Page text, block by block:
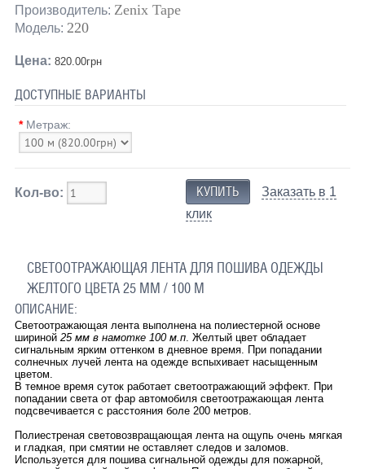
Производитель: Zenix Tape
Модель: 220
Цена: 820.00грн
ДОСТУПНЫЕ ВАРИАНТЫ
* Метраж:
Кол-во:
Заказать в 1
клик
СВЕТООТРАЖАЮЩАЯ ЛЕНТА ДЛЯ ПОШИВА ОДЕЖДЫ
ЖЕЛТОГО ЦВЕТА 25 ММ / 100 М
ОПИСАНИЕ:
Светоотражающая лента выполнена на полиестерной основе
шириной25 мм в намотке 100 м.п. Желтый цвет обладает
сигнальным ярким оттенком в дневное время. При попадании
солнечных лучей лента на одежде вспыхивает насыщенным
цветом.
В темное время суток работает светоотражающий эффект. При
попадании света от фар автомобиля светоотражающая лента
подсвечивается с расстояния боле 200 метров.
Полиестреная световозвращающая лента на ощупь очень мягкая
и гладкая, при смятии не оставляет следов и заломов.
Используется для пошива сигнальной одежды для пожарной,